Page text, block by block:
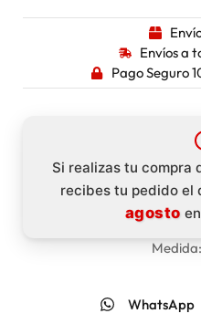
Envíos a
Pago Seguro
Si realizas tu compra
recibes tu pedido el
agosto
WhatsApp